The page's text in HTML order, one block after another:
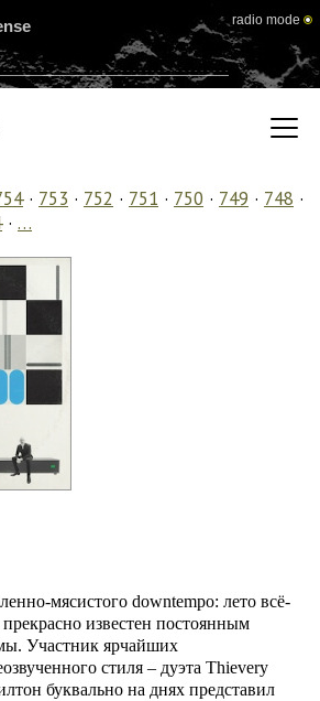
radio mode
· 753 · 752 · 751 · 750 · 749 · 748 ·
· …
мясистого downtempo: лето всё-
известен постоянным
Участник ярчайших
стиля – дуэта Thievery
буквально на днях представил